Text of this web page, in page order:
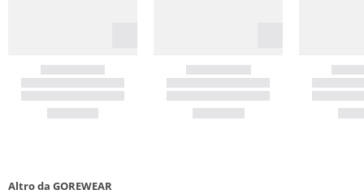
Altro da GOREWEAR